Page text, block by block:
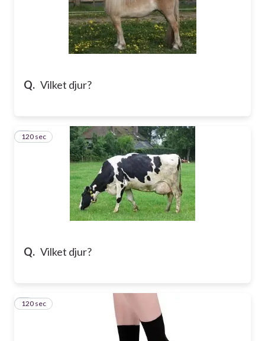
Q. Vilket djur?
Q. Vilket djur?
7
120 sec
8
120 sec